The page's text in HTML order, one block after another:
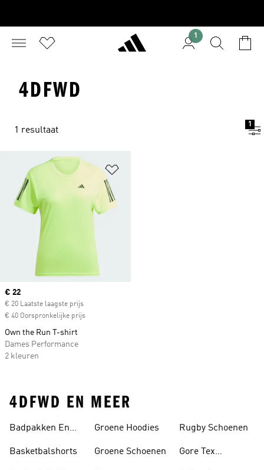
1
4DFWD
1 resultaat
1
Current price
€ 22
€ 20 Laatste laagste prijs
€ 40 Oorspronkelijke prijs
Own the Run T-shirt
Dames Performance
2 kleuren
4DFWD EN MEER
Badpakken En
Basketbalshorts
Groene Hoodies
Groene Schoenen
Rugby Schoenen
Gore Tex